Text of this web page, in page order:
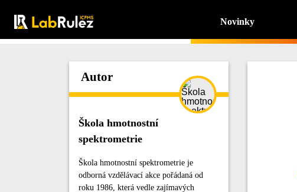
Novinky
Autor
Škola hmotnostní
spektrometrie
Škola hmotnostní spektrometrie je
odborná vzdělávací akce pořádaná od
roku 1986, která vedle zajímavých